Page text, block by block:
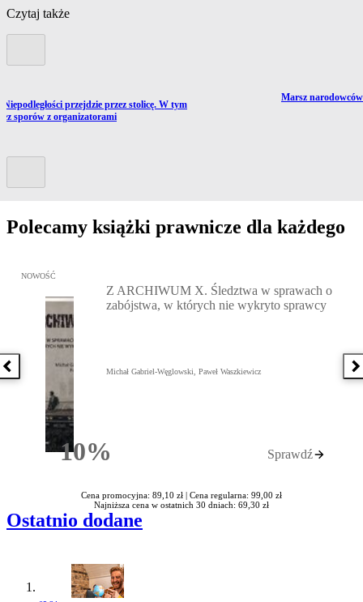
Czytaj także
do artykułu:
Niepodległości przejdzie przez stolicę. W tym
sporów z organizatorami
Przejdź do
Marsz
Polecamy książki prawnicze dla każdego
Poprzednia książka
Przejdź do: Z ARCHIWUM X. Śledztwa w sprawach o
NOWOŚĆ
10%Rabatu
Z ARCHIWUM X. Śledztwa w sprawach o
zabójstwa, w których nie wykryto sprawcy
Michał Gabriel-Węglowski, Paweł Waszkiewicz
Sprawdź
Cena promocyjna: 89,10 zł | Cena regularna: 99,00 zł
Najniższa cena w ostatnich 30 dniach: 69,30 zł
Ostatnio dodane